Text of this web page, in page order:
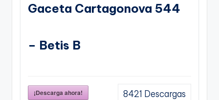
Gaceta Cartagonova 544
– Betis B
¡Descarga ahora! 8421 Descargas